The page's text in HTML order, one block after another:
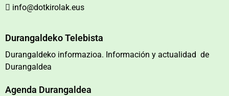
info@dotkirolak.eus
Durangaldeko Telebista
Durangaldeko informazioa. Información y actualidad de
Durangaldea
Agenda Durangaldea